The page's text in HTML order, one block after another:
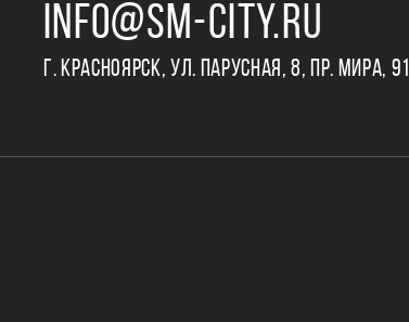
INFO@SM-CITY.RU
Г. КРАСНОЯРСК, УЛ. ПАРУСНАЯ, 8, ПР. МИРА, 91